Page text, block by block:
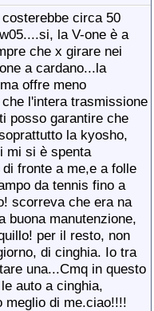
circa 50
la V-one è a
che x girare nei
a cardano...la
offre meno
l'intera trasmissione
posso garantire che
la kyosho,
mi si è spenta
fronte a me,e a folle
da tennis fino a
scorreva che era na
buona manutenzione,
per il resto, non
di cinghia. Io tra
una...Cmq in questo
auto a cinghia,
meglio di me.ciao!!!!